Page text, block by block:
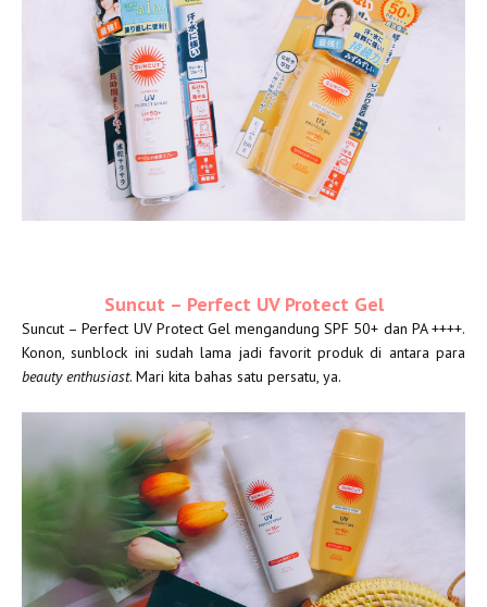
Suncut – Perfect UV Protect Gel
Suncut – Perfect UV Protect Gel mengandung SPF 50+ dan PA ++++.
Konon, sunblock ini sudah lama jadi favorit produk di antara para
beauty enthusiast. Mari kita bahas satu persatu, ya.